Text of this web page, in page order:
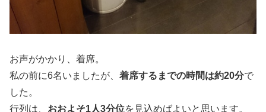
お声がかかり、着席。
私の前に6名いましたが、 着席するまでの時間は約20分で
した。
行列は、 おおよそ1人3分位を見込めばよいと思います。